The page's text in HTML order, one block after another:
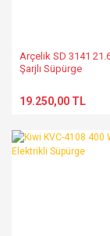
Arçelik SD 3141
Şarjlı Süpürge
19.250,00 TL